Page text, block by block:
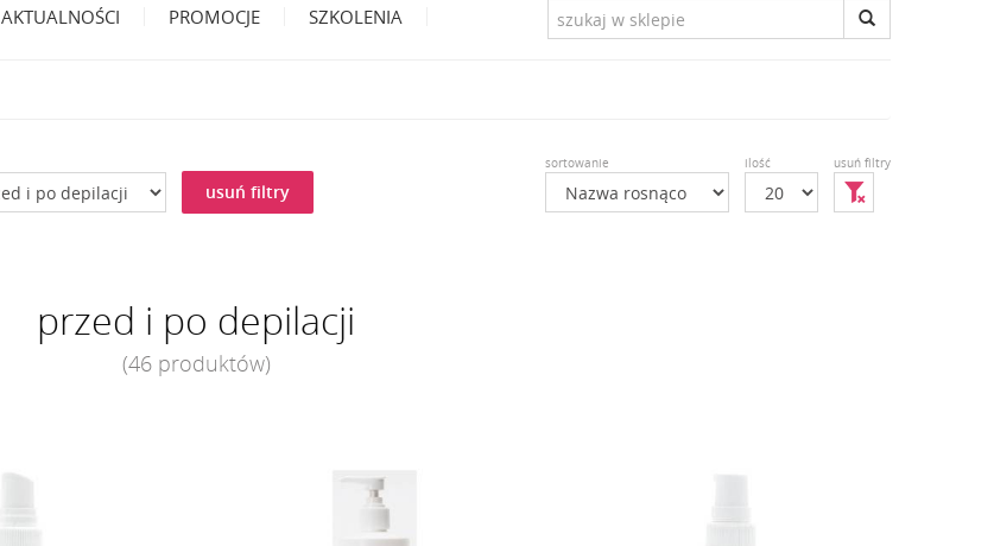
AKTUALNOŚCI PROMOCJE SZKOLENIA
usuń filtry
usuń filtry
ilość
sortowanie
przed i po depilacji
(46 produktów)